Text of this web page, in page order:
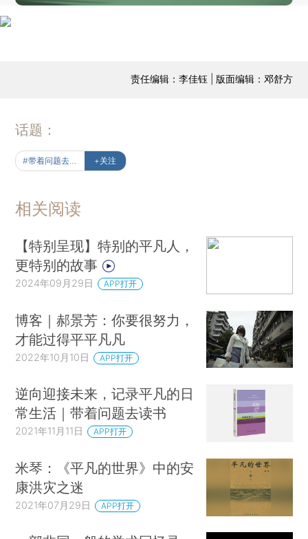
责任编辑：李佳钰 | 版面编辑：邓舒方
话题：
+关注
相关阅读
【特别呈现】特别的平凡人，
更特别的故事
2024年09月29日 APP打开
博客｜郝景芳：你要很努力，
才能过得平平凡凡
2022年10月10日 APP打开
逆向迎接未来，记录平凡的日
常生活｜带着问题去读书
2021年11月11日 APP打开
米琴：《平凡的世界》中的安
康洪灾之迷
2021年07月29日 APP打开